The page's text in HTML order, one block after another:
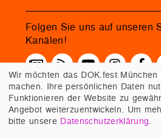
Folgen Sie uns auf unseren
Kanälen!
Wir möchten das DOK.fest
machen. Ihre persönlichen Daten
Funktionieren der Website zu
Angebot weiterzuentwickeln. Um
bitte unsere Datenschutzerklärung.